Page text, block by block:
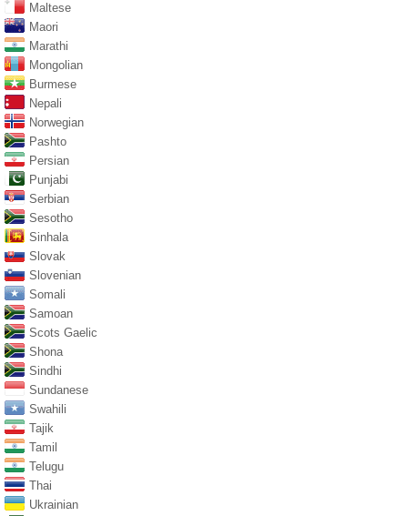
Maltese
Maori
Marathi
Mongolian
Burmese
Nepali
Norwegian
Pashto
Persian
Punjabi
Serbian
Sesotho
Sinhala
Slovak
Slovenian
Somali
Samoan
Scots Gaelic
Shona
Sindhi
Sundanese
Swahili
Tajik
Tamil
Telugu
Thai
Ukrainian